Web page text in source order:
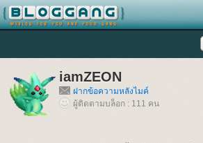
iamZEON
ฝากข้อความหลังไมค์
ผู้ติดตามบล็อก : 111 คน